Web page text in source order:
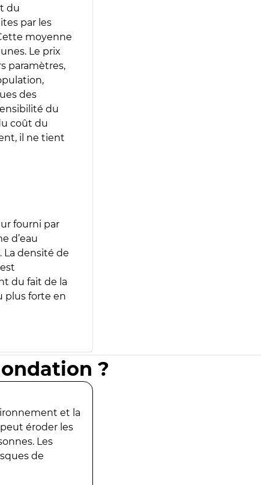
du
par les
moyenne
Le prix
paramètres,
des
du
coût du
il ne tient
fourni par
d’eau
La densité de
du fait de la
plus forte en
?
et la
éroder les
Les
de